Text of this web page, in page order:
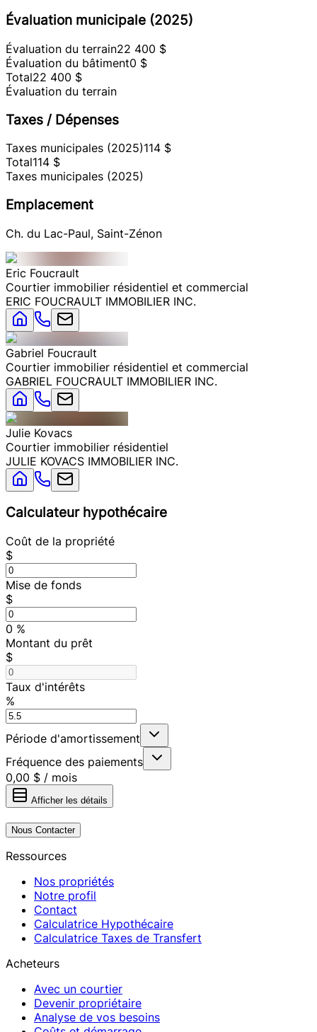
Évaluation municipale (2025)
Évaluation du terrain22 400 $
Évaluation du bâtiment0 $
Total22 400 $
Évaluation du terrain
Taxes / Dépenses
Taxes municipales (2025)114 $
Total114 $
Taxes municipales (2025)
Emplacement
Ch. du Lac-Paul, Saint-Zénon
Eric Foucrault
Courtier immobilier résidentiel et commercial
ERIC FOUCRAULT IMMOBILIER INC.
Gabriel Foucrault
Courtier immobilier résidentiel et commercial
GABRIEL FOUCRAULT IMMOBILIER INC.
Julie Kovacs
Courtier immobilier résidentiel
JULIE KOVACS IMMOBILIER INC.
Calculateur hypothécaire
Coût de la propriété
$
Mise de fonds
$
0 %
Montant du prêt
$
Taux d'intérêts
%
Période d'amortissement
Fréquence des paiements
0,00 $ / mois
Afficher les détails
Nous Contacter
Ressources
Nos propriétés
Notre profil
Contact
Calculatrice Hypothécaire
Calculatrice Taxes de Transfert
Acheteurs
Avec un courtier
Devenir propriétaire
Analyse de vos besoins